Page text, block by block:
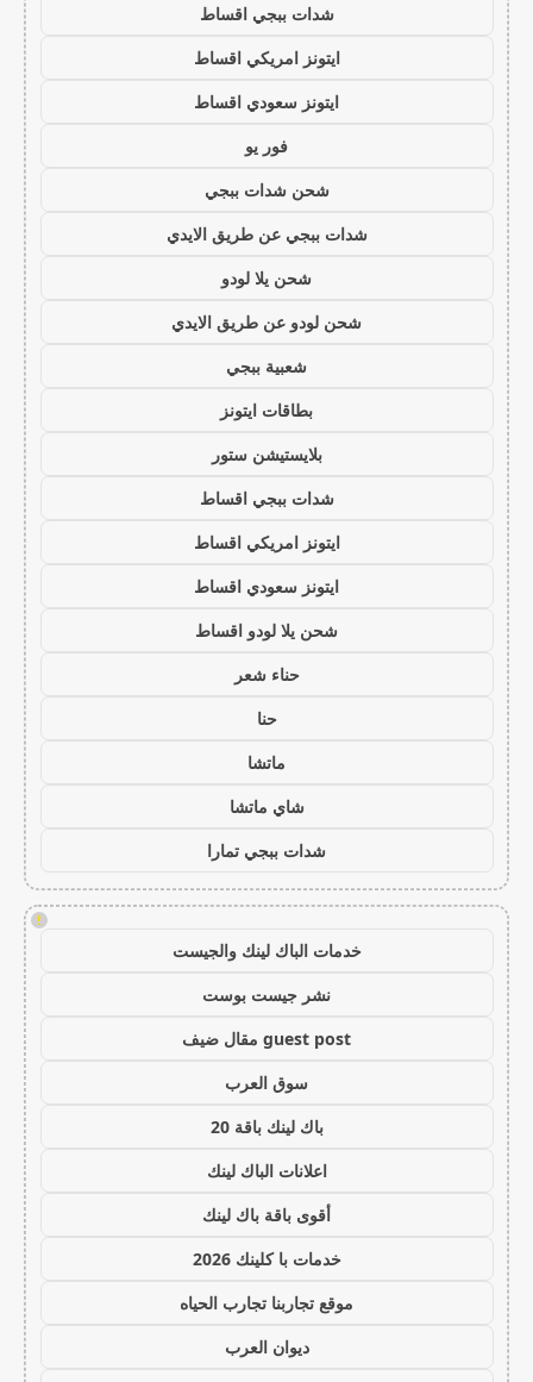
شدات ببجي اقساط
ايتونز امريكي اقساط
ايتونز سعودي اقساط
فور يو
شحن شدات ببجي
شدات ببجي عن طريق الايدي
شحن يلا لودو
شحن لودو عن طريق الايدي
شعبية ببجي
بطاقات ايتونز
بلايستيشن ستور
شدات ببجي اقساط
ايتونز امريكي اقساط
ايتونز سعودي اقساط
شحن يلا لودو اقساط
حناء شعر
حنا
ماتشا
شاي ماتشا
شدات ببجي تمارا
!
خدمات الباك لينك والجيست
نشر جيست بوست
guest post مقال ضيف
سوق العرب
باك لينك باقة 20
اعلانات الباك لينك
أقوى باقة باك لينك
خدمات با كلينك 2026
موقع تجاربنا تجارب الحياه
ديوان العرب